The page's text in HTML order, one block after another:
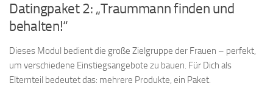
Datingpaket 2: „Traummann finden und
behalten!“
Dieses Modul bedient die große Zielgruppe der Frauen – perfekt,
um verschiedene Einstiegsangebote zu bauen. Für Dich als
Elternteil bedeutet das: mehrere Produkte, ein Paket.